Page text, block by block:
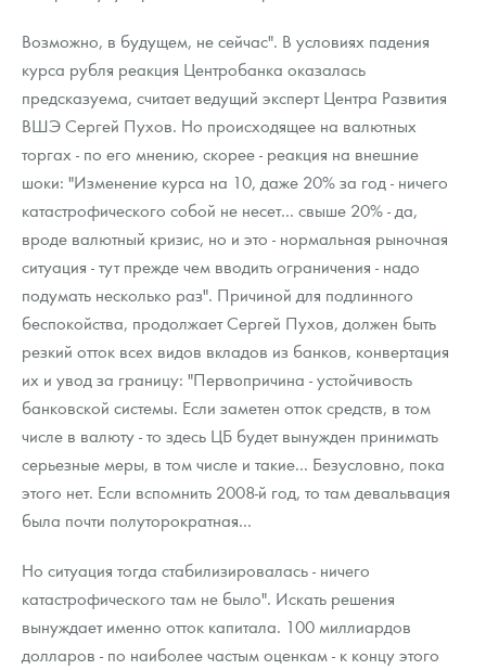
Возможно, в будущем, не сейчас". В условиях падения
курса рубля реакция Центробанка оказалась
предсказуема, считает ведущий эксперт Центра Развития
ВШЭ Сергей Пухов. Но происходящее на валютных
торгах - по его мнению, скорее - реакция на внешние
шоки: "Изменение курса на 10, даже 20% за год - ничего
катастрофического собой не несет... свыше 20% - да,
вроде валютный кризис, но и это - нормальная рыночная
ситуация - тут прежде чем вводить ограничения - надо
подумать несколько раз". Причиной для подлинного
беспокойства, продолжает Сергей Пухов, должен быть
резкий отток всех видов вкладов из банков, конвертация
их и увод за границу: "Первопричина - устойчивость
банковской системы. Если заметен отток средств, в том
числе в валюту - то здесь ЦБ будет вынужден принимать
серьезные меры, в том числе и такие... Безусловно, пока
этого нет. Если вспомнить 2008-й год, то там девальвация
была почти полуторократная...
Но ситуация тогда стабилизировалась - ничего
катастрофического там не было". Искать решения
вынуждает именно отток капитала. 100 миллиардов
долларов - по наиболее частым оценкам - к концу этого